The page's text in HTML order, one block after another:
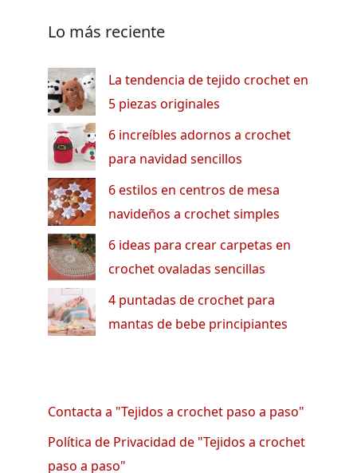
Lo más reciente
La tendencia de tejido crochet en
5 piezas originales
6 increíbles adornos a crochet
para navidad sencillos
6 estilos en centros de mesa
navideños a crochet simples
6 ideas para crear carpetas en
crochet ovaladas sencillas
4 puntadas de crochet para
mantas de bebe principiantes
Contacta a "Tejidos a crochet paso a paso"
Política de Privacidad de "Tejidos a crochet
paso a paso"